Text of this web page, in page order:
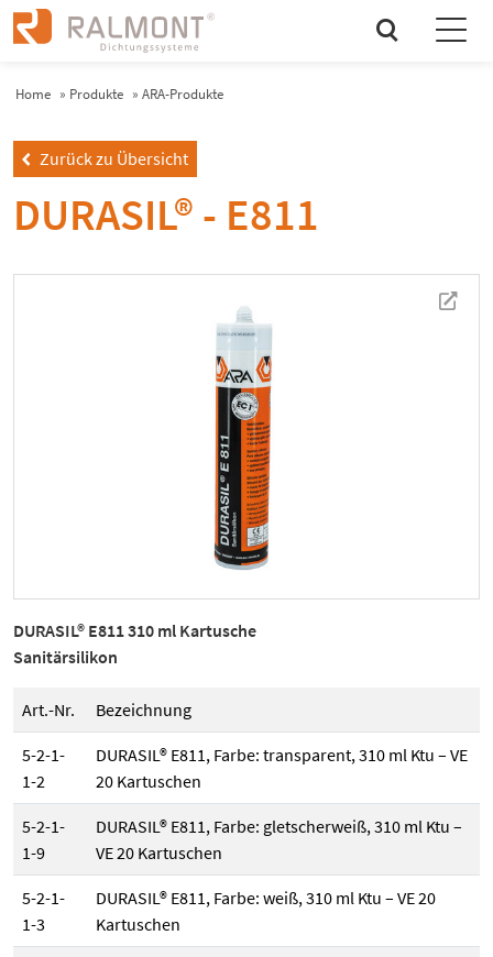
search
Home » Produkte » ARA-Produkte
leftZurück zu Übersicht
DURASIL® - E811
newtab
DURASIL® E811 310 ml Kartusche
Sanitärsilikon
Art.-Nr. Bezeichnung
5-2-1-
1-2
DURASIL® E811, Farbe: transparent, 310 ml Ktu – VE
20 Kartuschen
5-2-1-
1-9
DURASIL® E811, Farbe: gletscherweiß, 310 ml Ktu –
VE 20 Kartuschen
5-2-1-
1-3
DURASIL® E811, Farbe: weiß, 310 ml Ktu – VE 20
Kartuschen